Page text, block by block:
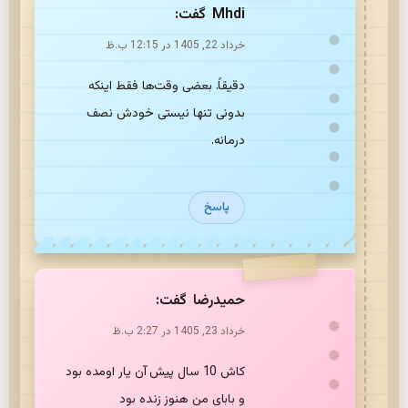
mhdi گفت:
خرداد 22, 1405 در 12:15 ب.ظ
دقیقاً. بعضی وقت‌ها فقط اینکه
بدونی تنها نیستی خودش نصف
درمانه.
پاسخ
حمیدرضا گفت:
خرداد 23, 1405 در 2:27 ب.ظ
کاش 10 سال پیش آن یار اومده بود
و بابای من هنوز زنده بود